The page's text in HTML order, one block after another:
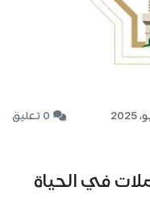
0 تعليق
في الحياة